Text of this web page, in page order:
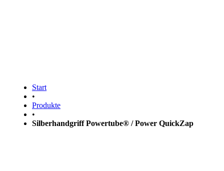
Start
•
Produkte
•
Silberhandgriff Powertube® / Power QuickZap